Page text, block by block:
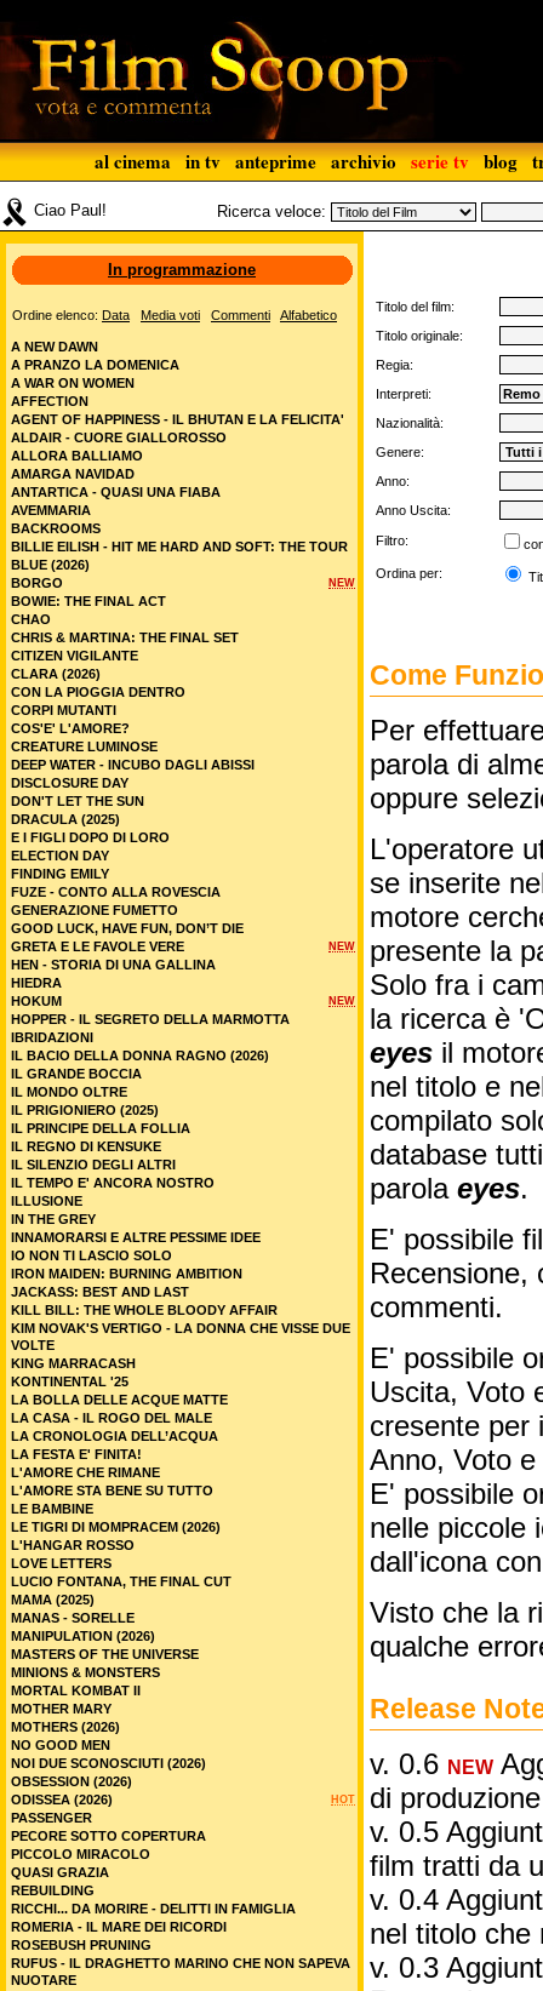
al cinema in tv anteprime archivio serie tv blog
Ciao Paul! Ricerca veloce:
Titolo del film:
Titolo originale:
Regia:
Interpreti:
Nazionalità:
Genere:
Anno:
Anno Uscita:
Filtro:
Ordina per:
Come
Per
parola di
oppure
L'operatore
se inserite
motore
presente la
Solo fra i
la ricerca è
eyes il
nel titolo e
compilato
database
parola eyes.
E' possibile
Recensione,
commenti.
E' possibile
Uscita, Voto
cresente per
Anno, Voto
E' possibile
nelle piccole
dall'icona
Visto che la
qualche
Release
v. 0.6 NEW
di
v. 0.5
film tratti da
v. 0.4
nel titolo che
v. 0.3
In programmazione
Ordine elenco: Data Media voti Commenti Alfabetico
A NEW DAWN
A PRANZO LA DOMENICA
A WAR ON WOMEN
AFFECTION
AGENT OF HAPPINESS - IL BHUTAN E LA FELICITA'
ALDAIR - CUORE GIALLOROSSO
ALLORA BALLIAMO
AMARGA NAVIDAD
ANTARTICA - QUASI UNA FIABA
AVEMMARIA
BACKROOMS
BILLIE EILISH - HIT ME HARD AND SOFT: THE TOUR
BLUE (2026)
NEW
BORGO
BOWIE: THE FINAL ACT
CHAO
CHRIS & MARTINA: THE FINAL SET
CITIZEN VIGILANTE
CLARA (2026)
CON LA PIOGGIA DENTRO
CORPI MUTANTI
COS'E' L'AMORE?
CREATURE LUMINOSE
DEEP WATER - INCUBO DAGLI ABISSI
DISCLOSURE DAY
DON'T LET THE SUN
DRACULA (2025)
E I FIGLI DOPO DI LORO
ELECTION DAY
FINDING EMILY
FUZE - CONTO ALLA ROVESCIA
GENERAZIONE FUMETTO
GOOD LUCK, HAVE FUN, DON’T DIE
NEW
GRETA E LE FAVOLE VERE
HEN - STORIA DI UNA GALLINA
HIEDRA
NEW
HOKUM
HOPPER - IL SEGRETO DELLA MARMOTTA
IBRIDAZIONI
IL BACIO DELLA DONNA RAGNO (2026)
IL GRANDE BOCCIA
IL MONDO OLTRE
IL PRIGIONIERO (2025)
IL PRINCIPE DELLA FOLLIA
IL REGNO DI KENSUKE
IL SILENZIO DEGLI ALTRI
IL TEMPO E' ANCORA NOSTRO
ILLUSIONE
IN THE GREY
INNAMORARSI E ALTRE PESSIME IDEE
IO NON TI LASCIO SOLO
IRON MAIDEN: BURNING AMBITION
JACKASS: BEST AND LAST
KILL BILL: THE WHOLE BLOODY AFFAIR
KIM NOVAK'S VERTIGO - LA DONNA CHE VISSE DUE
VOLTE
KING MARRACASH
KONTINENTAL '25
LA BOLLA DELLE ACQUE MATTE
LA CASA - IL ROGO DEL MALE
LA CRONOLOGIA DELL’ACQUA
LA FESTA E' FINITA!
L'AMORE CHE RIMANE
L'AMORE STA BENE SU TUTTO
LE BAMBINE
LE TIGRI DI MOMPRACEM (2026)
L'HANGAR ROSSO
LOVE LETTERS
LUCIO FONTANA, THE FINAL CUT
MAMA (2025)
MANAS - SORELLE
MANIPULATION (2026)
MASTERS OF THE UNIVERSE
MINIONS & MONSTERS
MORTAL KOMBAT II
MOTHER MARY
MOTHERS (2026)
NO GOOD MEN
NOI DUE SCONOSCIUTI (2026)
OBSESSION (2026)
HOT
ODISSEA (2026)
PASSENGER
PECORE SOTTO COPERTURA
PICCOLO MIRACOLO
QUASI GRAZIA
REBUILDING
RICCHI... DA MORIRE - DELITTI IN FAMIGLIA
ROMERIA - IL MARE DEI RICORDI
ROSEBUSH PRUNING
RUFUS - IL DRAGHETTO MARINO CHE NON SAPEVA
NUOTARE